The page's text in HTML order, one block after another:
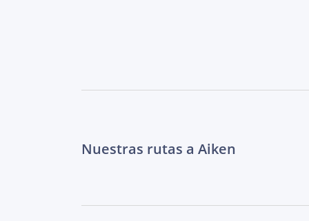
Nuestras rutas a Aiken